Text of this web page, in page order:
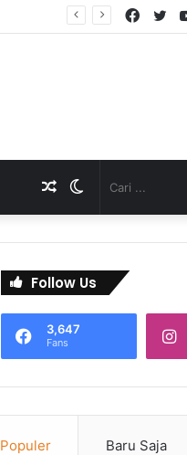
Switch
skin
Artikel
Acak
Follow Us
3,647
Fans
Populer Baru Saja